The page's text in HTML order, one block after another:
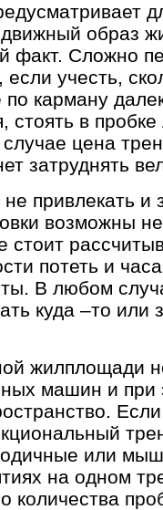
образ
факт. Сложно
учесть,
по карману
стоять в
цена
затруднять
привлекать и
возможны
стоит
потеть и
В любом
куда –то
жилплощади
машин и при
или
на одном
количества